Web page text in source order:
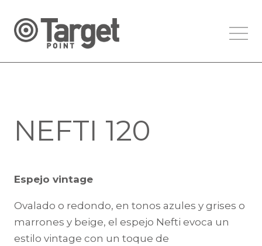
NEFTI 120
Espejo vintage
Ovalado o redondo, en tonos azules y grises o
marrones y beige, el espejo Nefti evoca un
estilo vintage con un toque de